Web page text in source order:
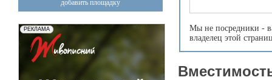
добавить площадку
Мы не посредники -
владелец этой